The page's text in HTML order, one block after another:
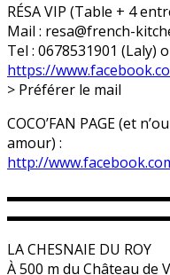
RÉSA VIP (Table + 4
Mail : resa@french-
Tel : 0678531901 (Laly)
https://
> Préférer le mail
COCO’FAN PAGE (et
amour) :
http://
LA CHESNAIE DU ROY
À 500 m du Château de